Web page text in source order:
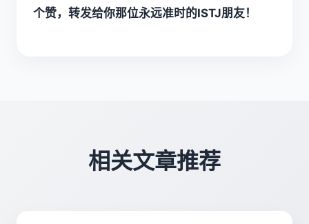
个赞，转发给你那位永远准时的ISTJ朋友！
相关文章推荐